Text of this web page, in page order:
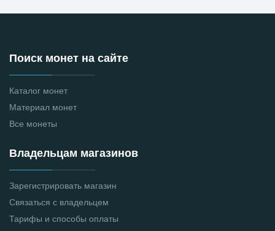
Поиск монет на сайте
Каталог монет
Материал монет
Все монеты
Владельцам магазинов
Зарегистрировать магазин
Связаться с владельцем
Тарифы и способы оплаты